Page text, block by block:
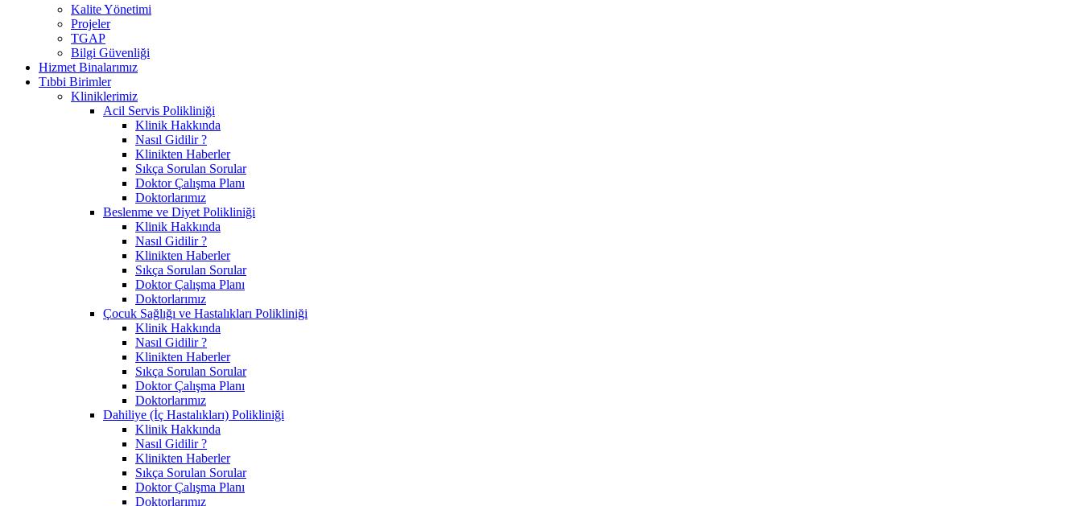
Kalite Yönetimi
Projeler
TGAP
Bilgi Güvenliği
Hizmet Binalarımız
Tıbbi Birimler
Kliniklerimiz
Acil Servis Polikliniği
Klinik Hakkında
Nasıl Gidilir ?
Klinikten Haberler
Sıkça Sorulan Sorular
Doktor Çalışma Planı
Doktorlarımız
Beslenme ve Diyet Polikliniği
Klinik Hakkında
Nasıl Gidilir ?
Klinikten Haberler
Sıkça Sorulan Sorular
Doktor Çalışma Planı
Doktorlarımız
Çocuk Sağlığı ve Hastalıkları Polikliniği
Klinik Hakkında
Nasıl Gidilir ?
Klinikten Haberler
Sıkça Sorulan Sorular
Doktor Çalışma Planı
Doktorlarımız
Dahiliye (İç Hastalıkları) Polikliniği
Klinik Hakkında
Nasıl Gidilir ?
Klinikten Haberler
Sıkça Sorulan Sorular
Doktor Çalışma Planı
Doktorlarımız